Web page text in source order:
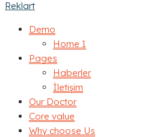
Reklart
Demo
Home 1
Pages
Haberler
İletişim
Our Doctor
Core value
Why choose Us